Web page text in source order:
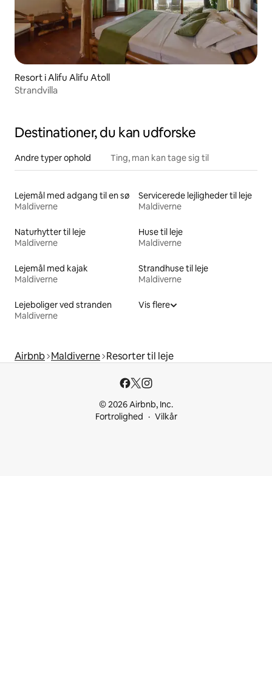
Resort i Alifu Alifu Atoll
Strandvilla
Destinationer, du kan udforske
Andre typer ophold Ting, man kan tage sig til
Lejemål med adgang til en sø
Maldiverne
Servicerede lejligheder til leje
Maldiverne
Naturhytter til leje
Maldiverne
Huse til leje
Maldiverne
Lejemål med kajak
Maldiverne
Strandhuse til leje
Maldiverne
Lejeboliger ved stranden
Maldiverne
Vis flere
Airbnb Maldiverne Resorter til leje
© 2026 Airbnb, Inc.
Fortrolighed
Vilkår